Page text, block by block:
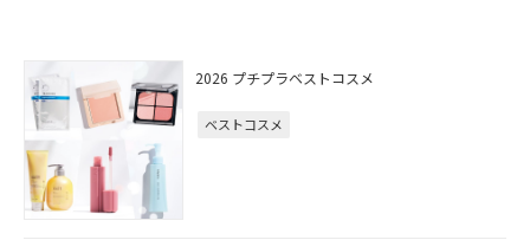
2026 プチプラベストコスメ
ベストコスメ